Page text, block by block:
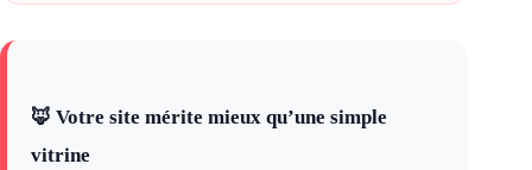
🦊 Votre site mérite mieux qu’une simple
vitrine